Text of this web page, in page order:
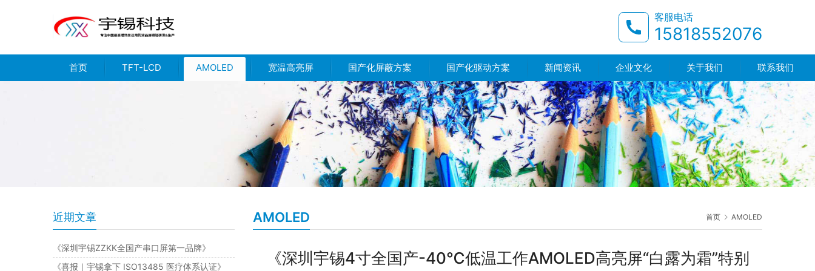
客服电话
15818552076
首页 TFT-LCD AMOLED 宽温高亮屏 国产化屏蔽方案 国产化驱动方案 新闻资讯 企业文化 关于我们 联系我们
首页 AMOLED
AMOLED
《深圳宇锡4寸全国产-40℃低温工作AMOLED高亮屏“白露为霜”特别
近期文章
《深圳宇锡ZZKK全国产串口屏第一品牌》
《喜报｜宇锡拿下 ISO13485 医疗体系认证》